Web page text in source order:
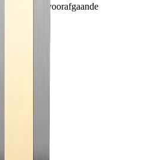
en zonder voorafgaande